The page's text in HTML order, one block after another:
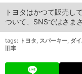
トヨタはかつて販売し
ついて、SNSではさま
tags: トヨタ, スパーキー, ダ
旧車